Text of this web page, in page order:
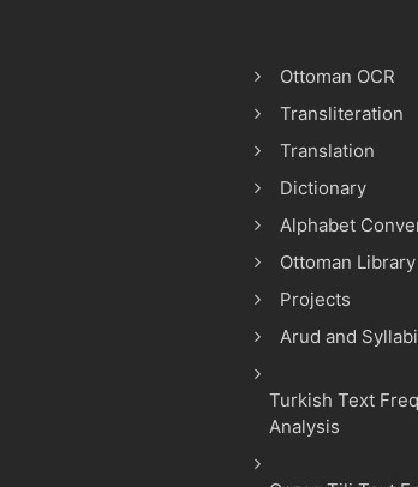
Ottoman OCR
Transliteration
Translation
Dictionary
Alphabet
Ottoman Library
Projects
Arud and
Turkish Text
Analysis